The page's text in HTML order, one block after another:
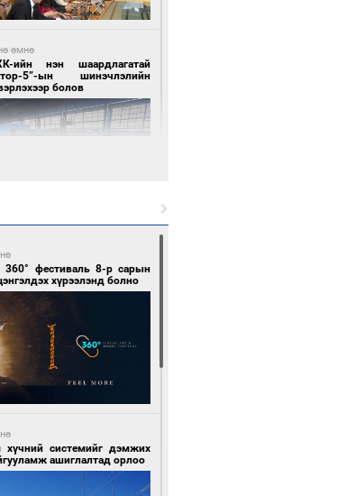
өмнө
ийн нэн шаардлагатай
5”-ын шинэчлэлийн
болов
шигшээ баг А
хөх бар өдөр
360° фестиваль 8-р сарын
хүрээлэнд болно
хүчний системийг дэмжих
ашиглалтад орлоо